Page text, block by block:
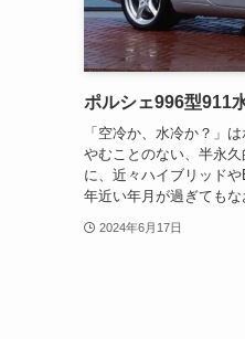
ポルシェ996型911
「空冷か、水冷か？」
やむことのない、半永
に、近々ハイブリッド
年近い年月が過ぎても
2024年6月17日